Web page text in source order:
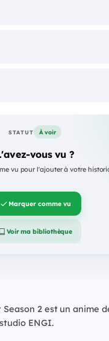
STATUT À voir
vous vu ?
vu pour l'ajouter à votre
Marquer comme vu
Voir ma bibliothèque
2 est un anime
ENGI.